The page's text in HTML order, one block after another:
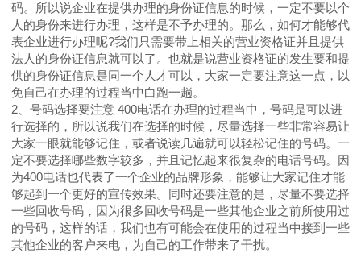
码。所以说企业在提供办理的身份证信息的时候，一定不要以个
人的身份来进行办理，这样是不予办理的。那么，如何才能够代
表企业进行办理呢?我们只需要带上相关的营业资格证并且提供
法人的身份证信息就可以了。也就是说营业资格证的发生要和提
供的身份证信息是同一个人才可以，大家一定要注意这一点，以
免自己在办理的过程当中白跑一趟。
2、号码选择要注意 400电话在办理的过程当中，号码是可以进
行选择的，所以说我们在选择的时候，尽量选择一些非常容易让
大家一眼就能够记住，或者说读几遍就可以轻松记住的号码。一
定不要选择哪些数字较多，并且记忆起来很复杂的电话号码。因
为400电话也代表了一个企业的品牌形象，能够让大家记住才能
够起到一个更好的宣传效果。同时还要注意的是，尽量不要选择
一些回收号码，因为很多回收号码是一些其他企业之前所使用过
的号码，这样的话，我们也有可能会在使用的过程当中接到一些
其他企业的客户来电，为自己的工作带来了干扰。